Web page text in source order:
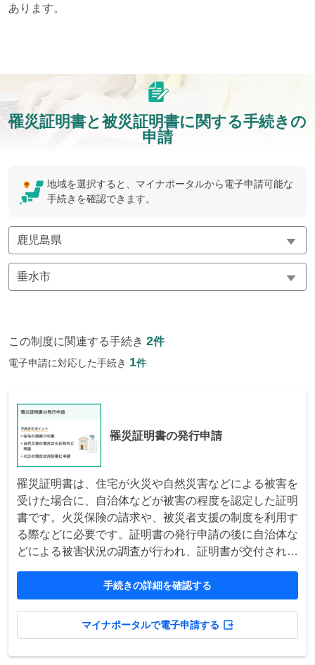
あります。
罹災証明書と被災証明書に関する手続きの
申請
地域を選択すると、マイナポータルから電子申請可能な
手続きを確認できます。
この制度に関連する手続き 2件
電子申請に対応した手続き 1件
罹災証明書の発行申請
罹災証明書は、住宅が火災や自然災害などによる被害を
受けた場合に、自治体などが被害の程度を認定した証明
書です。火災保険の請求や、被災者支援の制度を利用す
る際などに必要です。証明書の発行申請の後に自治体な
どによる被害状況の調査が行われ、証明書が交付されま
手続きの詳細を確認する
マイナポータルで電子申請する